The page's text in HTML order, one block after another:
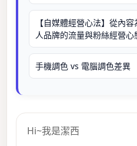
【自媒體經營心法】從內
人品牌的流量與粉絲經營心
手機調色 vs 電腦調色差異
Hi~我是潔西